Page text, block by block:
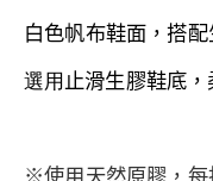
白色帆布鞋面，搭配
選用止滑生膠鞋底，